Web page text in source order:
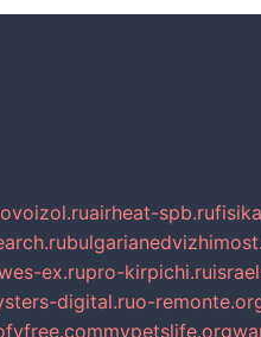
airheat-spb.ru
ex.rupro-kirpichi.ru
digital.ruo-
mypetslife.org